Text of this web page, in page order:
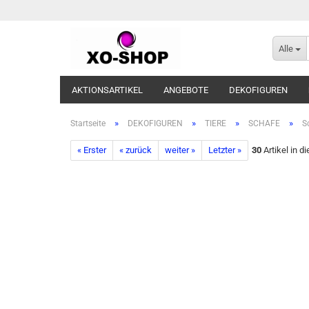
Alle
AKTIONSARTIKEL ANGEBOTE DEKOFIGUREN
Startseite » DEKOFIGUREN » TIERE » SCHAFE »
« Erster « zurück weiter » Letzter » 30 Artikel in